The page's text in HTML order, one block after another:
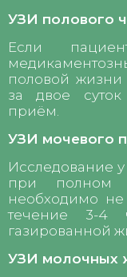
УЗИ полового
Если
половой жизни
за двое
приём.
УЗИ мочевого
Исследование
при полном
необходимо
течение 3-
газированной
УЗИ молочных